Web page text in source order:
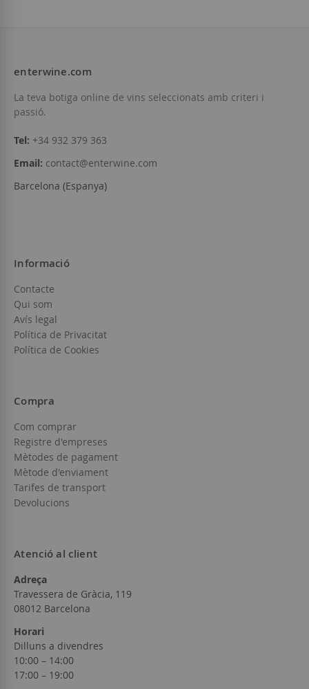
enterwine.com
La teva botiga online de vins seleccionats amb criteri i
passió.
Tel: +34 932 379 363
Email: contact@enterwine.com
Barcelona (Espanya)
Informació
Contacte
Qui som
Avís legal
Política de Privacitat
Política de Cookies
Compra
Com comprar
Registre d'empreses
Mètodes de pagament
Mètode d'enviament
Tarifes de transport
Devolucions
Atenció al client
Adreça
Travessera de Gràcia, 119
08012 Barcelona
Horari
Dilluns a divendres
10:00 – 14:00
17:00 – 19:00